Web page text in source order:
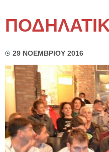
29 ΝΟΕΜΒΡΙΟΥ 2016